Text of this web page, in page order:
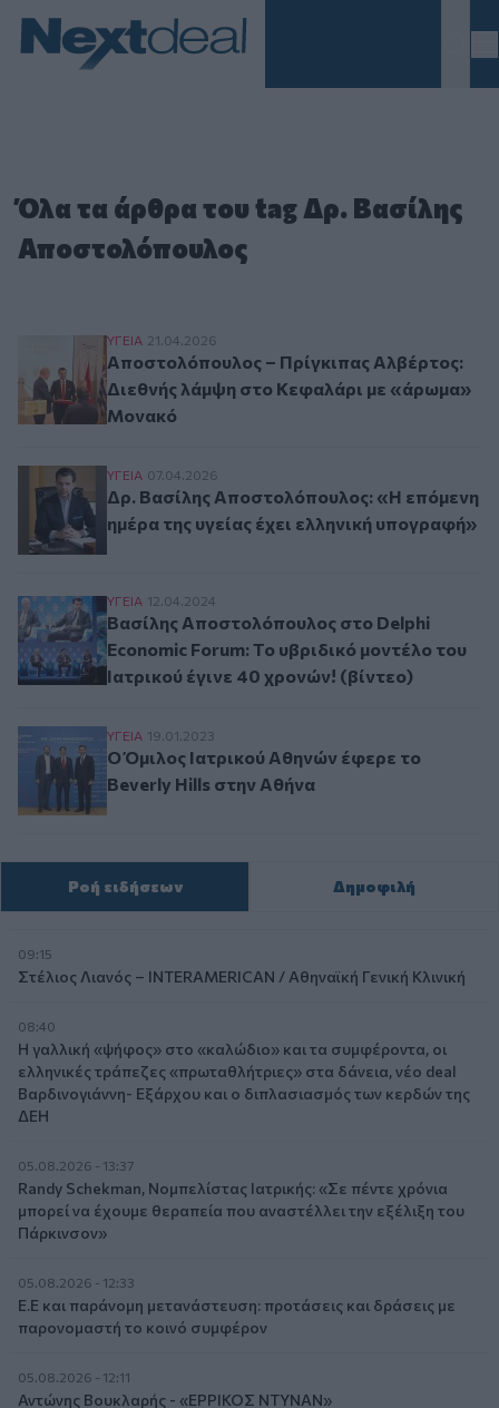
Όλα τα άρθρα του tag Δρ. Βασίλης
Αποστολόπουλος
Αποστολόπουλος – Πρίγκιπας Αλβέρτος:
ΥΓΕΙΑ 21.04.2026
Αποστολόπουλος – Πρίγκιπας Αλβέρτος:
Διεθνής λάμψη στο Κεφαλάρι με «άρωμα»
Μονακό
Δρ. Βασίλης Αποστολόπουλος: «Η επόμενη
ΥΓΕΙΑ 07.04.2026
Δρ. Βασίλης Αποστολόπουλος: «Η επόμενη
ημέρα της υγείας έχει ελληνική υπογραφή»
Βασίλης Αποστολόπουλος στο Delphi Economic
ΥΓΕΙΑ 12.04.2024
Βασίλης Αποστολόπουλος στο Delphi
Economic Forum: Το υβριδικό μοντέλο του
Ιατρικού έγινε 40 χρονών! (βίντεο)
Ο Όμιλος Ιατρικού Αθηνών έφερε το Βeverly
ΥΓΕΙΑ 19.01.2023
Ο Όμιλος Ιατρικού Αθηνών έφερε το
Βeverly Hills στην Αθήνα
Ροή ειδήσεων Δημοφιλή
09:15
Στέλιος Λιανός – INTERAMERICAN / Αθηναϊκή Γενική Κλινική
08:40
Η γαλλική «ψήφος» στο «καλώδιο» και τα συμφέροντα, οι
ελληνικές τράπεζες «πρωταθλήτριες» στα δάνεια, νέο deal
Βαρδινογιάννη- Εξάρχου και ο διπλασιασμός των κερδών της
ΔΕΗ
05.08.2026 - 13:37
Randy Schekman, Νομπελίστας Ιατρικής: «Σε πέντε χρόνια
μπορεί να έχουμε θεραπεία που αναστέλλει την εξέλιξη του
Πάρκινσον»
05.08.2026 - 12:33
Ε.Ε και παράνομη μετανάστευση: προτάσεις και δράσεις με
παρονομαστή το κοινό συμφέρον
05.08.2026 - 12:11
Αντώνης Βουκλαρής - «ΕΡΡΙΚΟΣ ΝΤΥΝΑΝ»